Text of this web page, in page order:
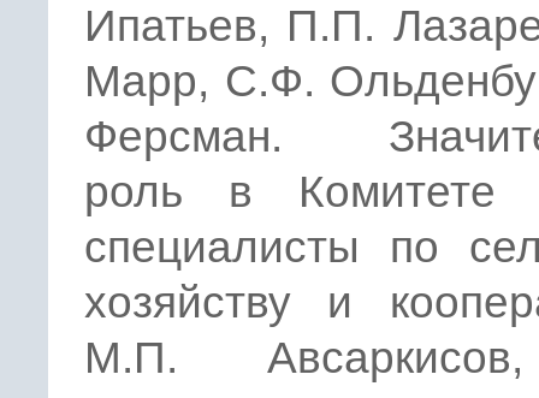
Ипатьев, П.П.
Марр, С.Ф.
Ферсман.
роль в Комитете
специалисты по
хозяйству и
М.П.